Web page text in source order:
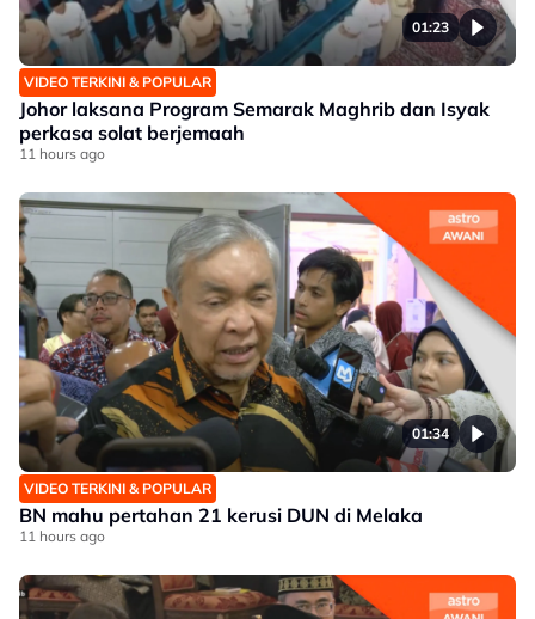
01:23
VIDEO TERKINI & POPULAR
Johor laksana Program Semarak Maghrib dan Isyak
perkasa solat berjemaah
11 hours ago
01:34
VIDEO TERKINI & POPULAR
BN mahu pertahan 21 kerusi DUN di Melaka
11 hours ago